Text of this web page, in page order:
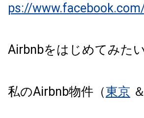
ps://
Airbnbをはじめてみた
私のAirbnb物件（東京 ＆